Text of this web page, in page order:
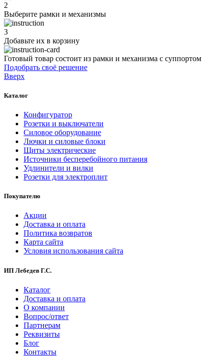
2
Выберите рамки и механизмы
3
Добавьте их в корзину
Готовый товар состоит из рамки и механизма с суппортом
Подобрать своё решение
Вверх
Каталог
Конфигуратор
Розетки и выключатели
Силовое оборудование
Лючки и силовые блоки
Щиты электрические
Источники бесперебойного питания
Удлинители и вилки
Розетки для электроплит
Покупателю
Акции
Доставка и оплата
Политика возвратов
Карта сайта
Условия использования сайта
ИП Лебедев Г.С.
Каталог
Доставка и оплата
О компании
Вопрос/ответ
Партнерам
Реквизиты
Блог
Контакты